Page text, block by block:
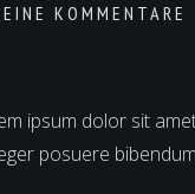
KOMMENTARE
ipsum dolor sit
posuere